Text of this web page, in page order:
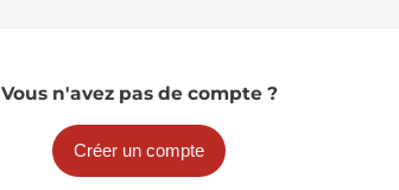
Vous n'avez pas de compte ?
Créer un compte